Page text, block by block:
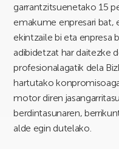
garrantzitsuenetako 15
emakume enpresari bat,
ekintzaile bi eta enpresa
adibidetzat har daitezke
profesionalagatik dela
hartutako
motor diren
berdintasunaren,
alde egin dutelako.